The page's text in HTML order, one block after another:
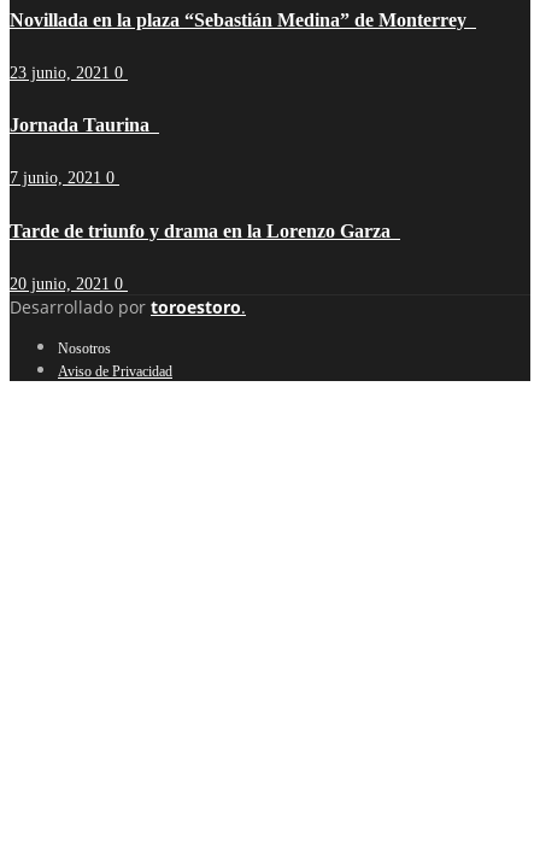
Novillada en la plaza “Sebastián Medina” de Monterrey
23 junio, 2021 0
Jornada Taurina
7 junio, 2021 0
Tarde de triunfo y drama en la Lorenzo Garza
20 junio, 2021 0
Desarrollado por toroestoro.
Nosotros
Aviso de Privacidad